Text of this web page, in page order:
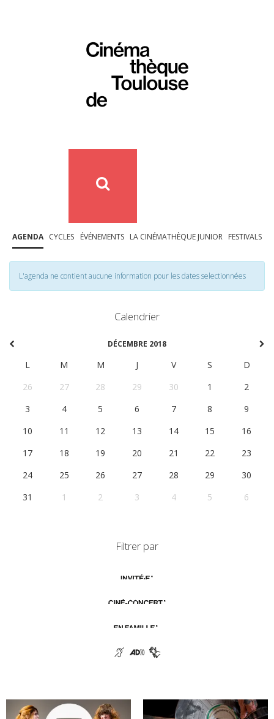
AGENDA CYCLES ÉVÉNEMENTS LA CINÉMATHÈQUE JUNIOR FESTIVALS
L'agenda ne contient aucune information pour les dates selectionnées
Calendrier
DÉCEMBRE 2018
L M M J V S
D
26
27 28 29 30 1
2
3
4 5 6 7 8
9
10
11 12 13 14 15
16
17
18 19 20 21 22
23
24
25 26 27 28 29
30
31
1 2 3 4 5 6
Filtrer par